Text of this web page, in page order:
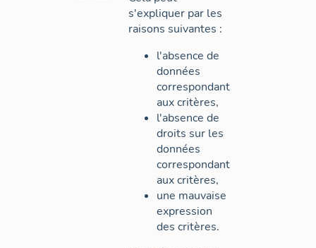
s'expliquer par les
raisons suivantes :
l'absence de
données
correspondant
aux critères,
l'absence de
droits sur les
données
correspondant
aux critères,
une mauvaise
expression
des critères.